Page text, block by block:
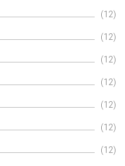
(12)
(12)
(12)
(12)
(12)
(12)
(12)